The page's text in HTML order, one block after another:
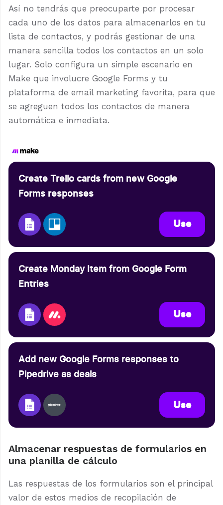
Así no tendrás que preocuparte por procesar
cada uno de los datos para almacenarlos en tu
lista de contactos, y podrás gestionar de una
manera sencilla todos los contactos en un solo
lugar. Solo configura un simple escenario en
Make que involucre Google Forms y tu
plataforma de email marketing favorita, para que
se agreguen todos los contactos de manera
automática e inmediata.
Create Trello cards from new Google
Forms responses
Use
Create Monday Item from Google Form
Entries
Use
Add new Google Forms responses to
Pipedrive as deals
Use
Almacenar respuestas de formularios en
una planilla de cálculo
Las respuestas de los formularios son el principal
valor de estos medios de recopilación de